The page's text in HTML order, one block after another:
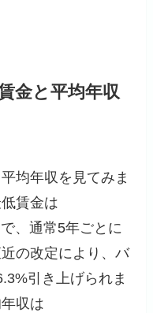
金と平均年収
均年収を見てみま
賃金は
、通常5年ごとに
の改定により、バ
引き上げられま
収は